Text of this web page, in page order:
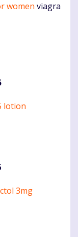
women viagra
lotion
3mg